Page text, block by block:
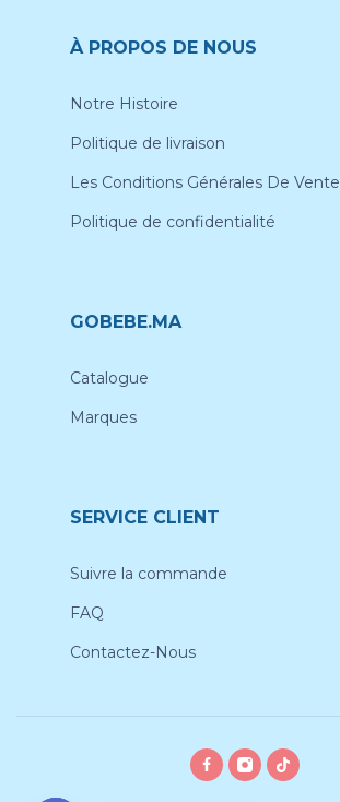
À PROPOS DE NOUS
Notre Histoire
Politique de livraison
Les Conditions Générales De Vente
Politique de confidentialité
GOBEBE.MA
Catalogue
Marques
SERVICE CLIENT
Suivre la commande
FAQ
Contactez-Nous